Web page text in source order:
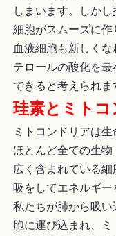
しまいます。しか
細胞がスムーズに作
血液細胞も新しく
テロールの酸化を
できると考えられま
珪素とミトコ
ミトコンドリアは
ほとんど全ての生
広く含まれている
吸をしてエネルギー
私たちが肺から吸
胞に運び込まれ、